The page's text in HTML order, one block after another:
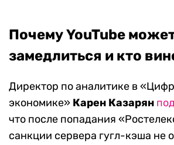
Почему YouTube
замедлиться и кто
Директор по аналитике в
экономике» Карен Казарян
что после попадания
санкции сервера гугл-кэша не